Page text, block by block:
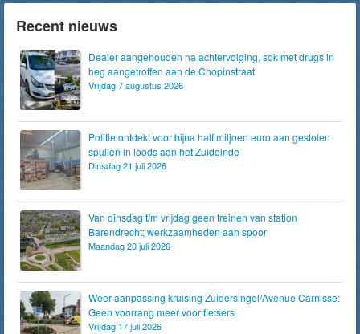
Recent nieuws
Dealer aangehouden na achtervolging, sok met drugs in
heg aangetroffen aan de Chopinstraat
Vrijdag 7 augustus 2026
Politie ontdekt voor bijna half miljoen euro aan gestolen
spullen in loods aan het Zuideinde
Dinsdag 21 juli 2026
Van dinsdag t/m vrijdag geen treinen van station
Barendrecht; werkzaamheden aan spoor
Maandag 20 juli 2026
Weer aanpassing kruising Zuidersingel/Avenue Carnisse:
Geen voorrang meer voor fietsers
Vrijdag 17 juli 2026